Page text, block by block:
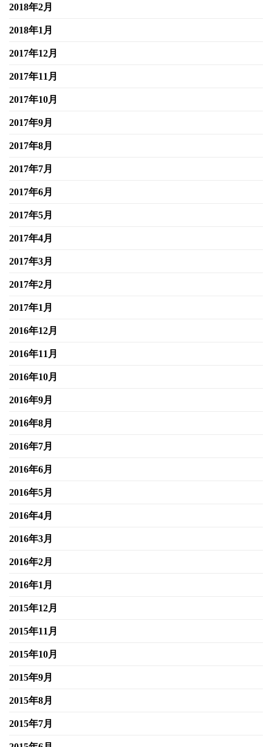
2018年2月
2018年1月
2017年12月
2017年11月
2017年10月
2017年9月
2017年8月
2017年7月
2017年6月
2017年5月
2017年4月
2017年3月
2017年2月
2017年1月
2016年12月
2016年11月
2016年10月
2016年9月
2016年8月
2016年7月
2016年6月
2016年5月
2016年4月
2016年3月
2016年2月
2016年1月
2015年12月
2015年11月
2015年10月
2015年9月
2015年8月
2015年7月